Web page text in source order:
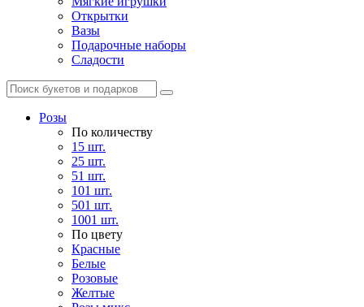
Открытки
Вазы
Подарочные наборы
Сладости
Розы
По количеству
15 шт.
25 шт.
51 шт.
101 шт.
501 шт.
1001 шт.
По цвету
Красные
Белые
Розовые
Желтые